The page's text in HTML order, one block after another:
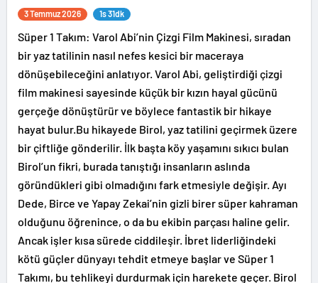
3 Temmuz 2026 1s 31dk
Süper 1 Takım: Varol Abi’nin Çizgi Film Makinesi, sıradan
bir yaz tatilinin nasıl nefes kesici bir maceraya
dönüşebileceğini anlatıyor. Varol Abi, geliştirdiği çizgi
film makinesi sayesinde küçük bir kızın hayal gücünü
gerçeğe dönüştürür ve böylece fantastik bir hikaye
hayat bulur.Bu hikayede Birol, yaz tatilini geçirmek üzere
bir çiftliğe gönderilir. İlk başta köy yaşamını sıkıcı bulan
Birol’un fikri, burada tanıştığı insanların aslında
göründükleri gibi olmadığını fark etmesiyle değişir. Ayı
Dede, Birce ve Yapay Zekai’nin gizli birer süper kahraman
olduğunu öğrenince, o da bu ekibin parçası haline gelir.
Ancak işler kısa sürede ciddileşir. İbret liderliğindeki
kötü güçler dünyayı tehdit etmeye başlar ve Süper 1
Takımı, bu tehlikeyi durdurmak için harekete geçer. Birol